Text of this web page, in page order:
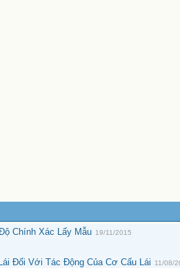
Chính Xác Lấy Mẫu 19/11/2015
Đối Với Tác Động Của Cơ Cấu Lái 11/08/